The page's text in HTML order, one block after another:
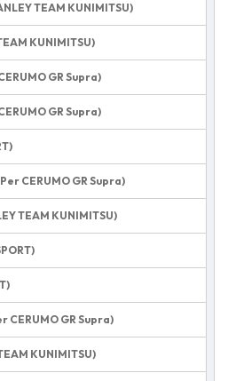
TEAM KUNIMITSU)
KUNIMITSU)
GR Supra)
GR Supra)
CERUMO GR Supra)
TEAM KUNIMITSU)
CERUMO GR Supra)
KUNIMITSU)